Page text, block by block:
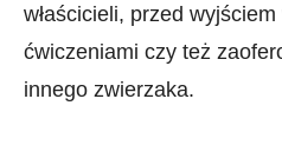
właścicieli, przed
ćwiczeniami czy też
innego zwierzaka.